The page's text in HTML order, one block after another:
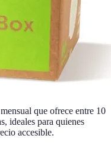
que ofrece entre 10
ideales para quienes
accesible.